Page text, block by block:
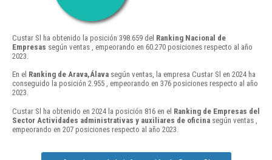
Custar Sl ha obtenido la posición 398.659 del Ranking Nacional de
Empresas según ventas , empeorando en 60.270 posiciones respecto al año
2023.
En el Ranking de Arava,Álava según ventas, la empresa Custar Sl en 2024 ha
conseguido la posición 2.955 , empeorando en 376 posiciones respecto al año
2023.
Custar Sl ha obtenido en 2024 la posición 816 en el Ranking de Empresas del
Sector Actividades administrativas y auxiliares de oficina según ventas ,
empeorando en 207 posiciones respecto al año 2023.